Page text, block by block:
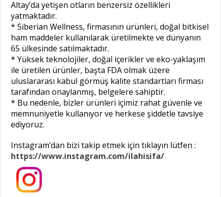
Altay’da yetişen otların benzersiz özellikleri
yatmaktadır.
* Siberian Wellness, firmasının ürünleri, doğal bitkisel
ham maddeler kullanılarak üretilmekte ve dünyanın
65 ülkesinde satılmaktadır.
* Yüksek teknolojiler, doğal içerikler ve eko-yaklaşım
ile üretilen ürünler, başta FDA olmak üzere
uluslararası kabul görmüş kalite standartları firması
tarafından onaylanmış, belgelere sahiptir.
* Bu nedenle, bizler ürünleri içimiz rahat güvenle ve
memnuniyetle kullanıyor ve herkese şiddetle tavsiye
ediyoruz.
Instagram’dan bizi takip etmek için tıklayın lütfen :
https://www.instagram.com/ilahisifa/